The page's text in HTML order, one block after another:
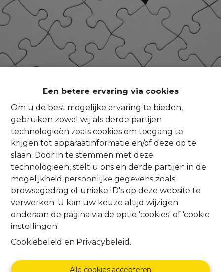
Een betere ervaring via cookies
Om u de best mogelijke ervaring te bieden,
gebruiken zowel wij als derde partijen
technologieën zoals cookies om toegang te
krijgen tot apparaatinformatie en/of deze op te
slaan. Door in te stemmen met deze
technologieën, stelt u ons en derde partijen in de
mogelijkheid persoonlijke gegevens zoals
browsegedrag of unieke ID's op deze website te
verwerken. U kan uw keuze altijd wijzigen
onderaan de pagina via de optie 'cookies' of 'cookie
instellingen'.
Cookiebeleid en Privacybeleid .
Alle cookies accepteren
Oeps, deze pagina
bestaat niet meer
Te koop Te huur